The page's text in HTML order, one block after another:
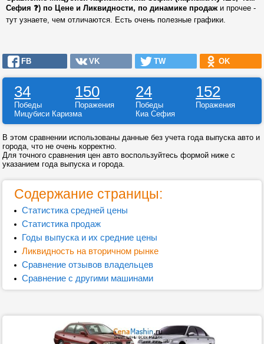
Сефия ❓) по Цене и Ликвидности, по динамике продажи прочее -
тут узнаете, чем отличаются. Есть очень полезные графики.
FB VK TW OK
34 150 24 152
Победы Поражения Победы
Поражения
Мицубиси Каризма
Киа Сефия
В этом сравнении использованы данные без учета года выпуска авто и
города, что не очень корректно.
Для точного сравнения цен авто воспользуйтесь формой ниже с
указанием года выпуска и города.
Содержание страницы:
Статистика средней цены
Статистика продаж
Годы выпуска и их средние цены
Ликвидность на вторичном рынке
Сравнение отзывов владельцев
Сравнение с другими машинами